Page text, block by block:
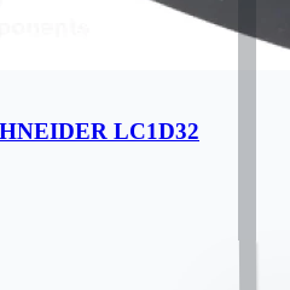
LC1D32